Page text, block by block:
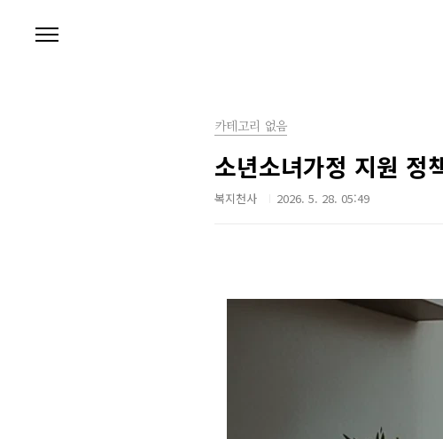
카테고리 없음
소년소녀가정 지원
복지천사 2026. 5. 28. 05:49